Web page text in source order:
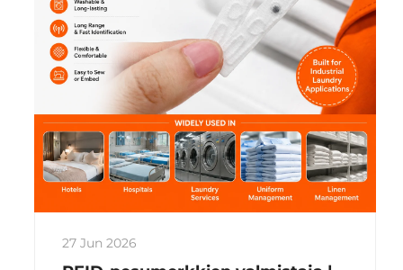
27 Jun 2026